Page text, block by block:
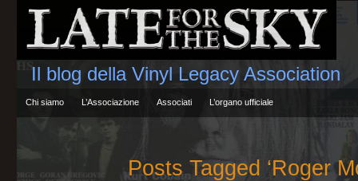
Il blog della Vinyl Legacy Association
Chi siamo L’Associazione Associati L’organo ufficiale
Posts Tagged ‘Roger